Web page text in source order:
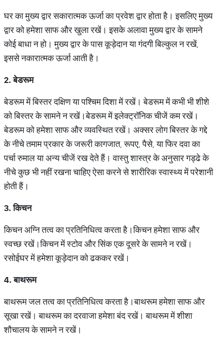
घर का मुख्य द्वार सकारात्मक ऊर्जा का प्रवेश द्वार होता है। इसलिए मुख्य
द्वार को हमेशा साफ और खुला रखें। इसके अलावा मुख्य द्वार के सामने
कोई बाधा न हो। मुख्य द्वार के पास कूड़ेदान या गंदगी बिल्कुल न रखें,
इससे नकारात्मक ऊर्जा आती है।
2.बेडरूम
बेडरूम में बिस्तर दक्षिण या पश्चिम दिशा में रखें। बेडरूम में कभी भी शीशे
को बिस्तर के सामने न रखें।बेडरूम में इलेक्ट्रॉनिक चीजें कम रखें।
बेडरूम को हमेशा साफ और व्यवस्थित रखें। अक्सर लोग बिस्तर के गद्दे
के नीचे तमाम प्रकार के जरूरी कागजात, रूपए, पैसे, या फिर दवा का
पर्चा रुमाल या अन्य चीजें रख देते हैं। वास्तु शास्त्र के अनुसार गड्ढे के
नीचे कुछ भी नहीं रखना चाहिए ऐसा करने से शारीरिक स्वास्थ्य में परेशानी
होती हैं।
3.किचन
किचन अग्नि तत्व का प्रतिनिधित्व करता है।किचन हमेशा साफ और
स्वच्छ रखें।किचन में स्टोव और सिंक एक दूसरे के सामने न रखें।
रसोईघर में हमेशा कूड़ेदान को ढककर रखें।
4.बाथरूम
बाथरूम जल तत्व का प्रतिनिधित्व करता है।बाथरूम हमेशा साफ और
सूखा रखें। बाथरूम का दरवाजा हमेशा बंद रखें। बाथरूम में शीशा
शौचालय के सामने न रखें।